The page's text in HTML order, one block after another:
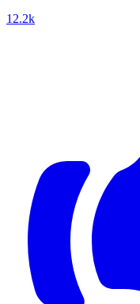
12.2k